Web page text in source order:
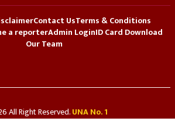
Contact UsTerms & Conditions
a reporterAdmin LoginID Card Download
Our Team
All Right Reserved.UNA No. 1